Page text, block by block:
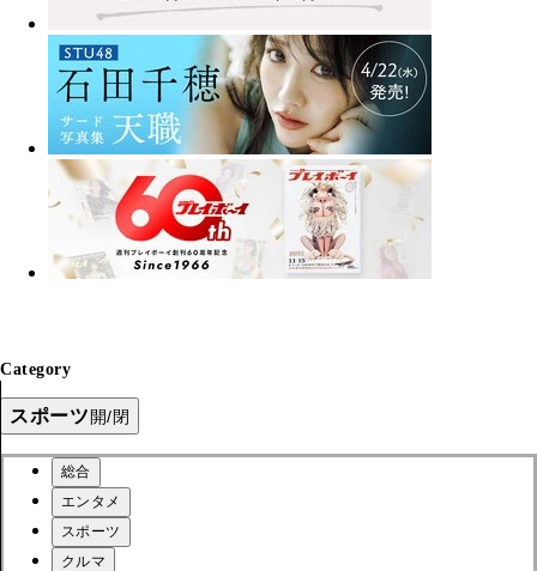
Category
スポーツ開/閉
総合
エンタメ
スポーツ
クルマ